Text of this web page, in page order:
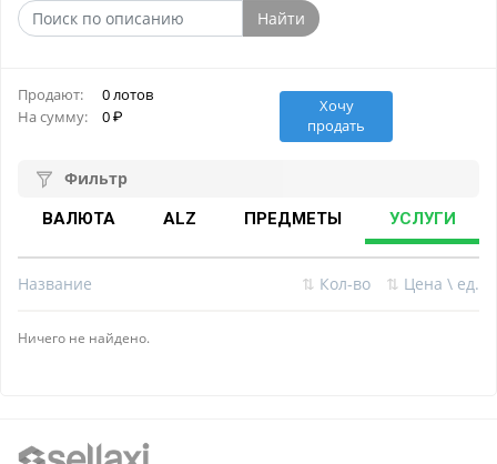
Найти
Продают:
0 лотов
На сумму:
0
Хочу
продать
Фильтр
ВАЛЮТА ALZ ПРЕДМЕТЫ УСЛУГИ
Название ⇅ Кол-во ⇅ Цена \ ед.
Ничего не найдено.